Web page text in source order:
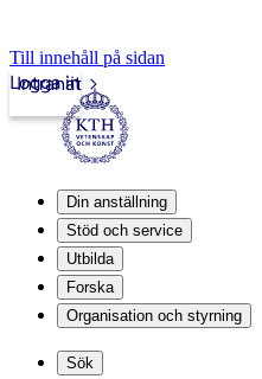
Till innehåll på sidan
Intranät
Logga in
Din anställning
Stöd och service
Utbilda
Forska
Organisation och styrning
Sök